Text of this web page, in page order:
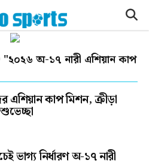
অ-১৭ নারী এশিয়ান কাপ
এশিয়ান কাপ মিশন, ক্রীড়া
শুভেচ্ছা
ভাগ্য নির্ধারণ অ-১৭ নারী